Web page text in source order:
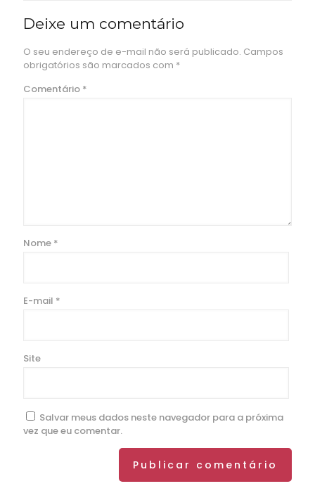
Deixe um comentário
O seu endereço de e-mail não será publicado. Campos
obrigatórios são marcados com *
Comentário *
Nome *
E-mail *
Site
Salvar meus dados neste navegador para a próxima
vez que eu comentar.